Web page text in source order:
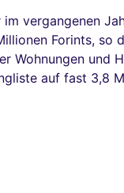
vergangenen
Forints, so
Wohnungen und
auf fast 3,8